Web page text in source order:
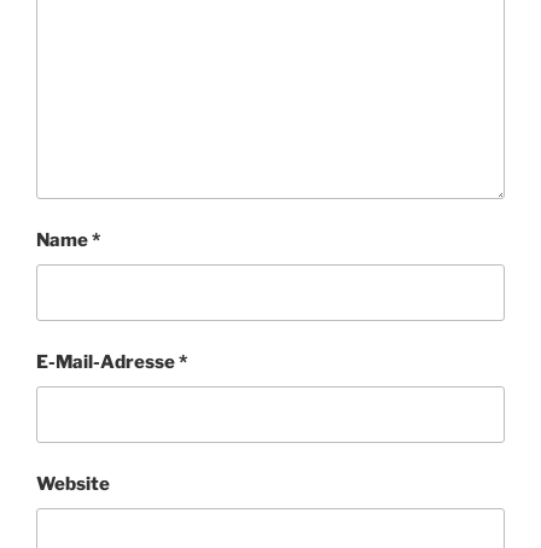
Name*
E-Mail-Adresse*
Website